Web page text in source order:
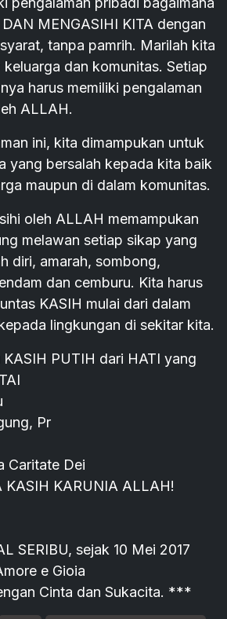
MENGASIHI KITA dengan
tanpa pamrih. Marilah kita
dan komunitas. Setiap
harus memiliki pengalaman
ALLAH.
ini, kita dimampukan untuk
yang bersalah kepada kita baik
maupun di dalam komunitas.
oleh ALLAH memampukan
melawan setiap sikap yang
diri, amarah, sombong,
dan cemburu. Kita harus
KASIH mulai dari dalam
lingkungan di sekitar kita.
PUTIH dari HATI yang
Pr
Caritate Dei
KASIH KARUNIA ALLAH!
SERIBU, sejak 10 Mei 2017
e Gioia
Cinta dan Sukacita. ***